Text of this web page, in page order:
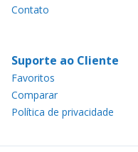
Contato
Suporte ao Cliente
Favoritos
Comparar
Política de privacidade